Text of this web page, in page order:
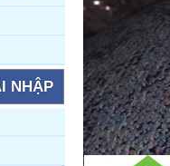
NHẬP